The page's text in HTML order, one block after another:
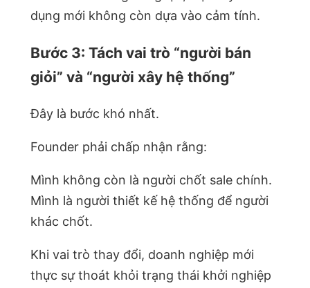
dụng mới không còn dựa vào cảm tính.
Bước 3: Tách vai trò “người bán
giỏi” và “người xây hệ thống”
Đây là bước khó nhất.
Founder phải chấp nhận rằng:
Mình không còn là người chốt sale chính.
Mình là người thiết kế hệ thống để người
khác chốt.
Khi vai trò thay đổi, doanh nghiệp mới
thực sự thoát khỏi trạng thái khởi nghiệp